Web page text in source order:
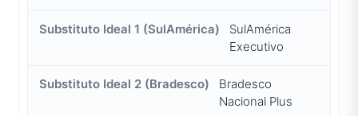
SulAmérica
Executivo
Bradesco
Nacional Plus